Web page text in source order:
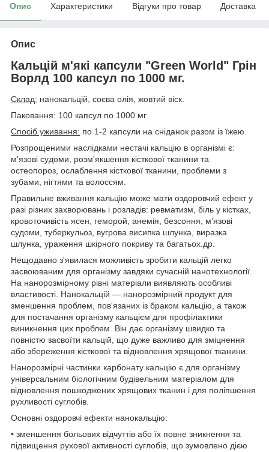
Опис Характеристики Відгуки про товар Доставка
Опис
Кальцій м'які капсули "Green World" Грін
Ворлд 100 капсул по 1000 мг.
Склад: нанокальцій, соєва олія, жовтий віск.
Паковання: 100 капсул по 1000 мг
Спосіб уживання: по 1-2 капсули на сніданок разом із їжею.
Розпрощеними наслідками нестачі кальцію в організмі є:
м'язові судоми, розм'якшення кісткової тканини та
остеопороз, ослаблення кісткової тканини, проблеми з
зубами, нігтями та волоссям.
Правильне вживання кальцію може мати оздоровчий ефект у
разі різних захворювань і розладів: ревматизм, біль у кістках,
кровоточивість ясен, геморой, анемія, безсоння, м'язові
судоми, туберкульоз, вугрова висипка шлунка, виразка
шлунка, ураження шкірного покриву та багатьох.др.
Нещодавно з'явилася можливість зробити кальцій легко
засвоюваним для організму завдяки сучасній нанотехнології.
На нанорозмірному рівні матеріали виявляють особливі
властивості. Нанокальцій — нанорозмірний продукт для
зменшення проблем, пов'язаних із браком кальцію, а також
для постачання організму кальцієм для профілактики
виникнення цих проблем. Він дає організму швидко та
повністю засвоїти кальцій, що дуже важливо для зміцнення
або збереження кісткової та відновлення хрящової тканини.
Нанорозмірні частинки карбонату кальцію є для організму
універсальним біологічним будівельним матеріалом для
відновлення пошкоджених хрящових тканин і для поліпшення
рухливості суглобів.
Основні оздоровчі ефекти нанокальцію:
• зменшення больових відчуттів або їх повне зникнення та
підвищення рухової активності суглобів, що зумовлено дією